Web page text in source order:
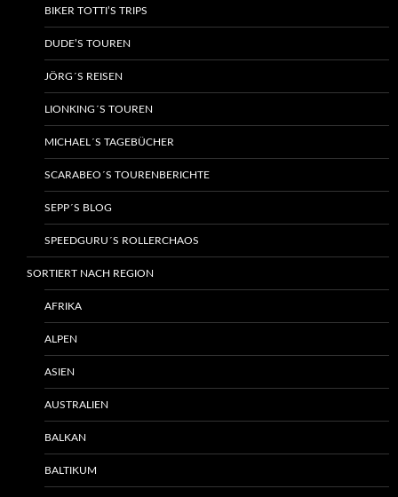
BIKER TOTTI’S TRIPS
DUDE’S TOUREN
JÖRG´S REISEN
LIONKING´S TOUREN
MICHAEL´S TAGEBÜCHER
SCARABEO´S TOURENBERICHTE
SEPP´S BLOG
SPEEDGURU´S ROLLERCHAOS
SORTIERT NACH REGION
AFRIKA
ALPEN
ASIEN
AUSTRALIEN
BALKAN
BALTIKUM